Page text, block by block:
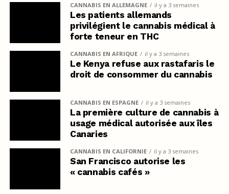
CANNABIS EN ALLEMAGNE il y a 3 semaines
Les patients allemands
privilégient le cannabis médical à
forte teneur en THC
CANNABIS EN AFRIQUE il y a 3 semaines
Le Kenya refuse aux rastafaris le
droit de consommer du cannabis
CANNABIS EN ESPAGNE il y a 3 semaines
La première culture de cannabis à
usage médical autorisée aux îles
Canaries
CANNABIS EN CALIFORNIE il y a 3 semaines
San Francisco autorise les
« cannabis cafés »